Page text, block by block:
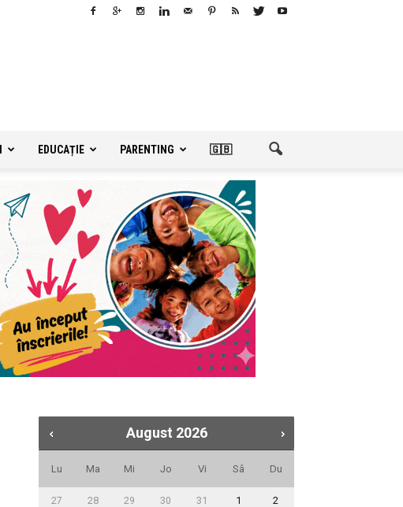
EDUCAȚIE PARENTING 🇬🇧
August 2026
Lu Ma Mi Jo Vi Sâ Du
27 28 29 30 31 1 2